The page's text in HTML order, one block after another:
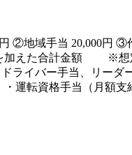
円 ②地域手当
合計金額 ※想定月
ライバー手当、リー
運転資格手当（月額